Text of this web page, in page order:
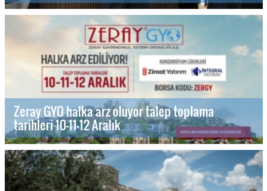
Zeray GYO halka arz oluyor talep toplama
tarihleri 10-11-12 Aralık